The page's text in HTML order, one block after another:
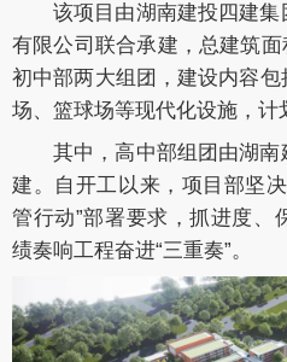
该项目由湖南建投四建
有限公司联合承建，总建筑面
初中部两大组团，建设内容
场、篮球场等现代化设施，计
其中，高中部组团由湖
建。自开工以来，项目部坚
管行动”部署要求，抓进度、
绩奏响工程奋进“三重奏”。